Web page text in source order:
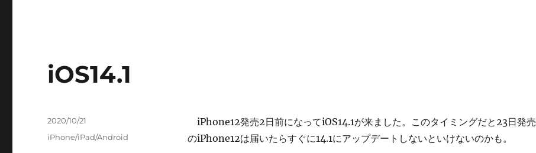
iOS14.1
iPhone12発売2日前になってiOS14.1が来ました。このタイミングだと23日発売
のiPhone12は届いたらすぐに14.1にアップデートしないといけないのかも。
投
稿
2020/10/21
カ
iPhone/iPad/Android